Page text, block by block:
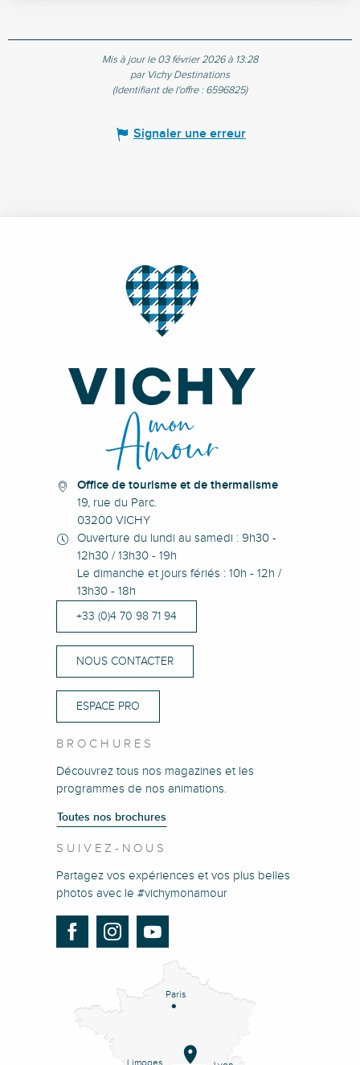
Mis à jour le 03 février 2026 à 13:28
par Vichy Destinations
(Identifiant de l'offre : 6596825)
Signaler une erreur
Office de tourisme et de thermalisme
19, rue du Parc.
03200 VICHY
Ouverture du lundi au samedi : 9h30 -
12h30 / 13h30 - 19h
Le dimanche et jours fériés : 10h - 12h /
13h30 - 18h
+33 (0)4 70 98 71 94
NOUS CONTACTER
ESPACE PRO
BROCHURES
Découvrez tous nos magazines et les
programmes de nos animations.
Toutes nos brochures
SUIVEZ-NOUS
Partagez vos expériences et vos plus belles
photos avec le #vichymonamour
Paris